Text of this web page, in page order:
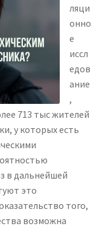
ляци
онно
е
иссл
едов
ание
,
713 тыс жителей
у которых есть
в дальнейшей
это
того,
возможна